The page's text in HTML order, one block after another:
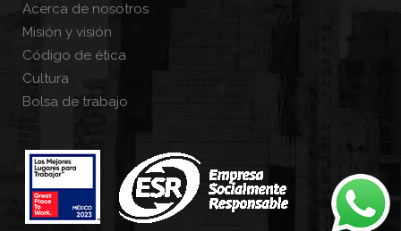
Acerca de nosotros
Misión y visión
Código de ética
Cultura
Bolsa de trabajo